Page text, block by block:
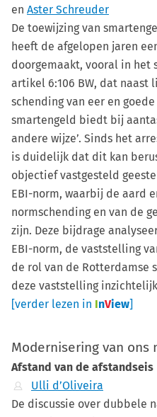
en Aster Schreuder
De toewijzing van
heeft de afgelopen jaren
doorgemaakt, vooral in het
artikel 6:106 BW, dat naast
schending van eer en
smartengeld biedt bij
andere wijze’. Sinds het
is duidelijk dat dit kan
objectief vastgesteld
EBI-norm, waarbij de aard
normschending en van de
zijn. Deze bijdrage
EBI-norm, de vaststelling
de rol van de Rotterdamse
deze vaststelling
[verder lezen in InView]
Modernisering van
Afstand van de afstandseis
Ulli d’Oliveira
De discussie over dubbele